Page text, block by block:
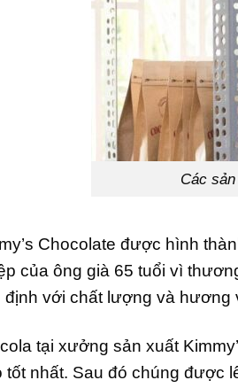
Các
Chocolate được hình
của ông già 65 tuổi vì
với chất lượng và hương
tại xưởng sản xuất
tốt nhất. Sau đó chúng được